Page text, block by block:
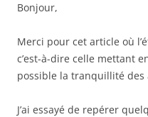
Bonjour,
Merci pour cet article où
c’est-à-dire celle mettant
possible la tranquillité des
J’ai essayé de repérer